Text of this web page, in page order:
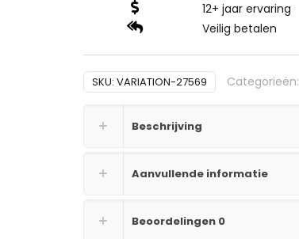
12+ jaar ervaring
Veilig betalen
SKU: VARIATION-27569 Categorieën:
Beschrijving
Aanvullende informatie
Beoordelingen 0